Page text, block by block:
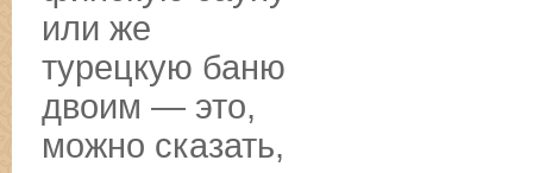
или же
турецкую баню
двоим — это,
можно сказать,